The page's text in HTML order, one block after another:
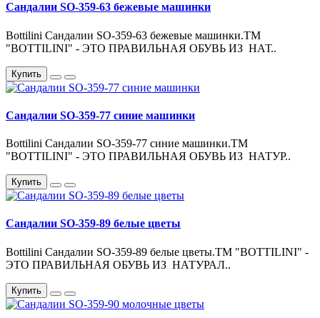
Сандалии SO-359-63 бежевые машинки
Bottilini Сандалии SO-359-63 бежевые машинки.ТМ
"BOTTILINI" - ЭТО ПРАВИЛЬНАЯ ОБУВЬ ИЗ НАТ..
Купить
Сандалии SO-359-77 синие машинки
Bottilini Сандалии SO-359-77 синие машинки.ТМ
"BOTTILINI" - ЭТО ПРАВИЛЬНАЯ ОБУВЬ ИЗ НАТУР..
Купить
Сандалии SO-359-89 белые цветы
Bottilini Сандалии SO-359-89 белые цветы.ТМ "BOTTILINI" -
ЭТО ПРАВИЛЬНАЯ ОБУВЬ ИЗ НАТУРАЛ..
Купить